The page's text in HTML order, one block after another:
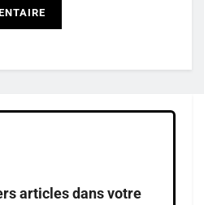
articles dans votre